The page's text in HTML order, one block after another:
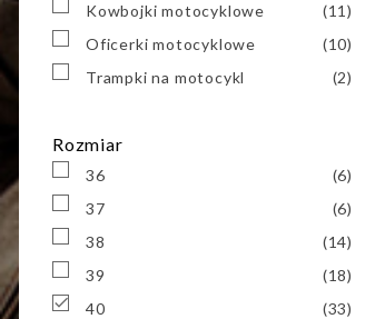
Kowbojki motocyklowe
(11)
Oficerki motocyklowe
(10)
Trampki na motocykl
(2)
Rozmiar
36
(6)
37
(6)
38
(14)
39
(18)
 40
(33)